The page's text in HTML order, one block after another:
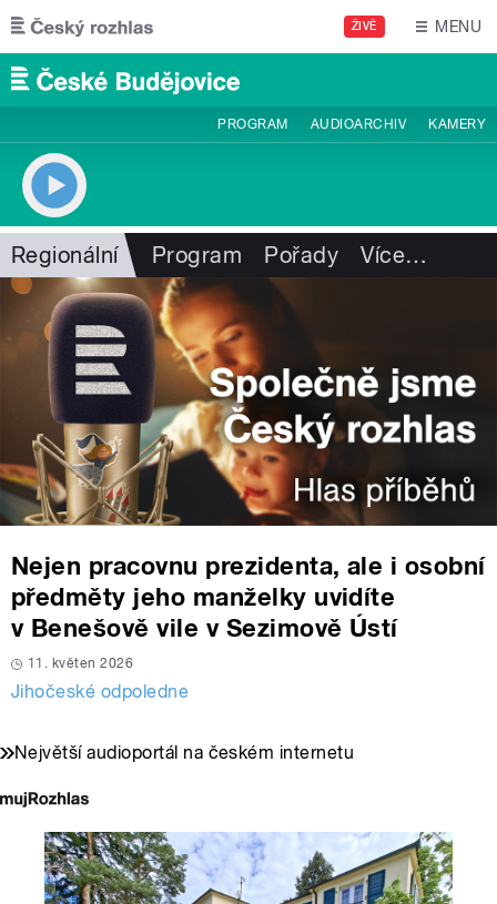
Přejít k hlavnímu obsahu
ŽIVĚ MENU
PROGRAM AUDIOARCHIV KAMERY
Regionální Program Pořady Více…
Nejen pracovnu prezidenta, ale i osobní
předměty jeho manželky uvidíte
v Benešově vile v Sezimově Ústí
11. květen 2026
Jihočeské odpoledne
Největší audioportál na českém internetu